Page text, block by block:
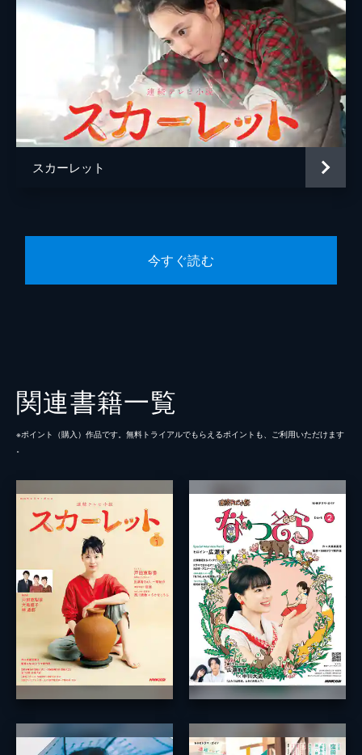
スカーレット
今すぐ読む
関連書籍一覧
※ポイント（購⼊）作品です。無料トライアルでもらえるポイントも、ご利⽤いただけます
。